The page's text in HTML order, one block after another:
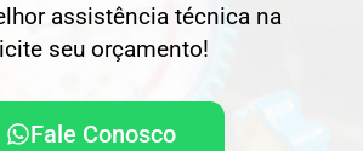
assistência técnica na
seu orçamento!
Fale Conosco